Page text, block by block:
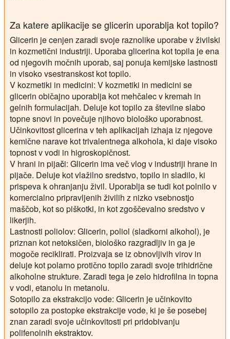
Za katere aplikacije se glicerin uporablja kot topilo?
Glicerin je cenjen zaradi svoje raznolike uporabe v živilski
in kozmetični industriji. Uporaba glicerina kot topila je ena
od njegovih močnih uporab, saj ponuja kemijske lastnosti
in visoko vsestranskost kot topilo.
V kozmetiki in medicini: V kozmetiki in medicini se
glicerin običajno uporablja kot mehčalec v kremah in
gelnih formulacijah. Deluje kot topilo za številne slabo
topne snovi in povečuje njihovo biološko uporabnost.
Učinkovitost glicerina v teh aplikacijah izhaja iz njegove
kemične narave kot trivalentnega alkohola, ki daje visoko
topnost v vodi in higroskopičnost.
V hrani in pijači: Glicerin ima več vlog v industriji hrane in
pijače. Deluje kot vlažilno sredstvo, topilo in sladilo, ki
prispeva k ohranjanju živil. Uporablja se tudi kot polnilo v
komercialno pripravljenih živilih z nizko vsebnostjo
maščob, kot so piškotki, in kot zgoščevalno sredstvo v
likerjih.
Lastnosti poliolov: Glicerin, poliol (sladkorni alkohol), je
priznan kot netoksičen, biološko razgradljiv in ga je
mogoče reciklirati. Proizvaja se iz obnovljivih virov in
deluje kot polarno protično topilo zaradi svoje trihidrične
alkoholne strukture. Zaradi tega je zelo hidrofilna in topna
v vodi, etanolu in metanolu.
Sotopilo za ekstrakcijo vode: Glicerin je učinkovito
sotopilo za postopke ekstrakcije vode, ki je še posebej
znan zaradi svoje učinkovitosti pri pridobivanju
polifenolnih ekstraktov.